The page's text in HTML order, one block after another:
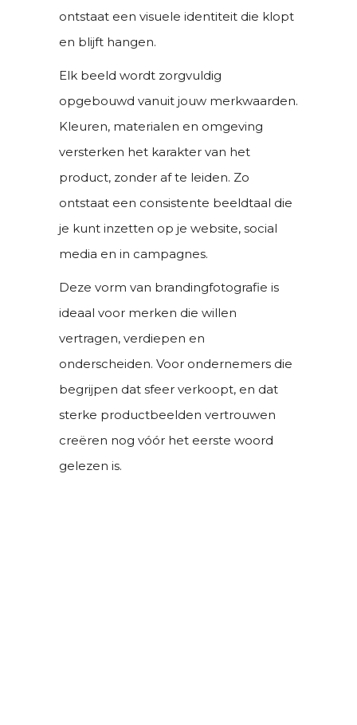
ontstaat een visuele identiteit die klopt
en blijft hangen.
Elk beeld wordt zorgvuldig
opgebouwd vanuit jouw merkwaarden.
Kleuren, materialen en omgeving
versterken het karakter van het
product, zonder af te leiden. Zo
ontstaat een consistente beeldtaal die
je kunt inzetten op je website, social
media en in campagnes.
Deze vorm van brandingfotografie is
ideaal voor merken die willen
vertragen, verdiepen en
onderscheiden. Voor ondernemers die
begrijpen dat sfeer verkoopt, en dat
sterke productbeelden vertrouwen
creëren nog vóór het eerste woord
gelezen is.